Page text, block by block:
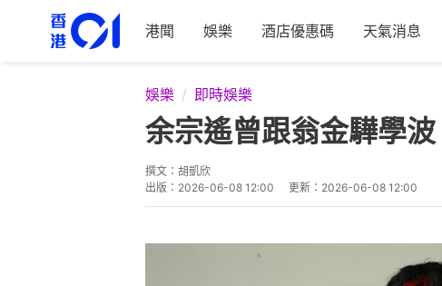
港聞 娛樂 酒店優惠碼 天氣消息
娛樂 即時娛樂
余宗遙曾跟翁金驊學
撰文： 胡凱欣
出版： 2026-06-08 12:00 更新： 2026-06-08 12:00